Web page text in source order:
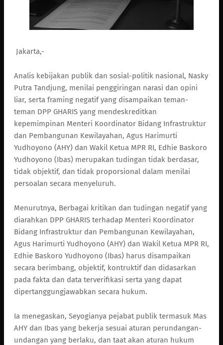
Jakarta,-
Analis kebijakan publik dan sosial-politik nasional, Nasky
Putra Tandjung, menilai penggiringan narasi dan opini
liar, serta framing negatif yang disampaikan teman-
teman DPP GHARIS yang mendeskreditkan
kepemimpinan Menteri Koordinator Bidang Infrastruktur
dan Pembangunan Kewilayahan, Agus Harimurti
Yudhoyono (AHY) dan Wakil Ketua MPR RI, Edhie Baskoro
Yudhoyono (Ibas) merupakan tudingan tidak berdasar,
tidak objektif, dan tidak proporsional dalam menilai
persoalan secara menyeluruh.
Menurutnya, Berbagai kritikan dan tudingan negatif yang
diarahkan DPP GHARIS terhadap Menteri Koordinator
Bidang Infrastruktur dan Pembangunan Kewilayahan,
Agus Harimurti Yudhoyono (AHY) dan Wakil Ketua MPR RI,
Edhie Baskoro Yudhoyono (Ibas) harus disampaikan
secara berimbang, objektif, kontruktif dan didasarkan
pada fakta dan data terverifikasi serta yang dapat
dipertanggungjawabkan secara hukum.
Ia menegaskan, Seyogianya pejabat publik termasuk Mas
AHY dan Ibas yang bekerja sesuai aturan perundangan-
undangan yang berlaku, dan taat akan aturan hukum